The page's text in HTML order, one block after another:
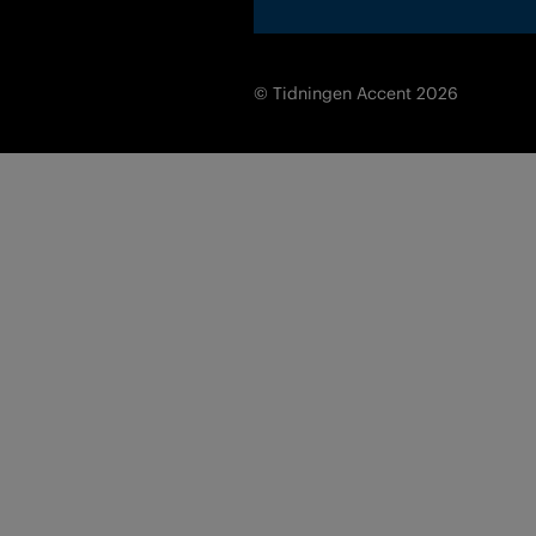
© Tidningen Accent 2026